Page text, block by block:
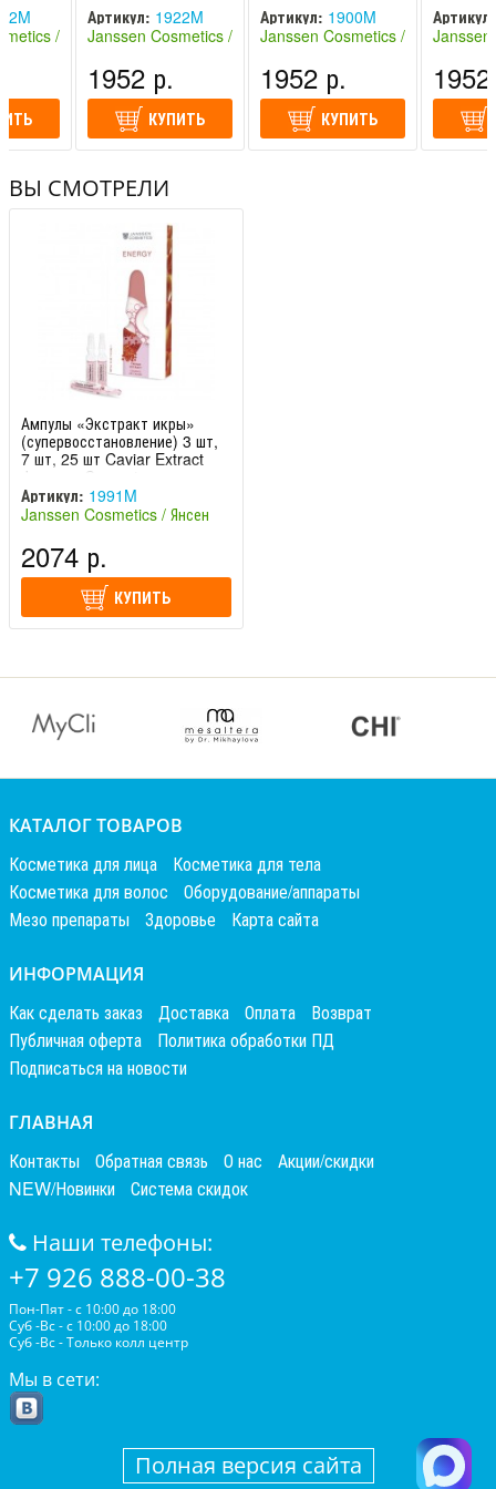
мл,
/
x 2 мл, 25 x 2 мл
Артикул: 1922M
Janssen Cosmetics /
(Германия)
1952 р.
КУПИТЬ
шт, 7 шт, 25 шт Eye
F
Артикул: 1900M
Janssen Cosmetics /
(Германия)
1952 р.
КУПИТЬ
синтез
шт, 7 шт,
Артикул:
ВЫ СМОТРЕЛИ
Ампулы «Экстракт икры»
(супервосстановление) 3 шт,
7 шт, 25 шт Caviar Extract
Janssen Cosmet
Артикул: 1991M
Janssen Cosmetics / Янсен
2074 р.
КУПИТЬ
КАТАЛОГ ТОВАРОВ
Косметика для лица
Косметика для тела
Косметика для волос
Оборудование/аппараты
Мезо препараты
Здоровье Карта сайта
ИНФОРМАЦИЯ
Как сделать заказ Доставка Оплата
Возврат
Публичная оферта
Политика обработки ПД
Подписаться на новости
ГЛАВНАЯ
Контакты Обратная связь О нас
Акции/скидки
NEW/Новинки
Система скидок
Наши телефоны:
+7 926 888-00-38
Пон-Пят - с 10:00 до 18:00
Суб -Вс - с 10:00 до 18:00
Суб -Вс - Только колл центр
Мы в сети:
Полная версия сайта